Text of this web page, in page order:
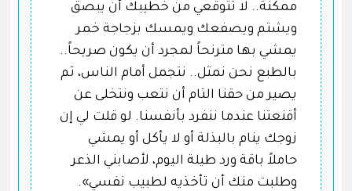
ممكنة.. لا تتوقعي من خطيبك أن يبصق
ويشتم ويصفعك ويمسك بزجاجة خمر
يمشي بها مترنحاً لمجرد أن يكون صريحاً..
بالطبع نحن نمثل.. نتجمل أمام الناس، ثم
يصير من حقنا التام أن نتعب ونتخلى عن
أقنعتنا عندما ننفرد بأنفسنا. لو قلت لي إن
زوجك ينام بالبذلة أو لا يأكل أو يمشي
حاملاً باقة ورد طيلة اليوم، لأصابني الذعر
وطلبت منك أن تأخذيه لطبيب نفسي».